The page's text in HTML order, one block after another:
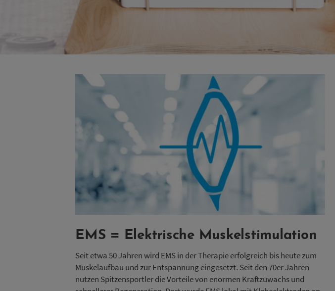
EMS = Elektrische Muskelstimulation
Seit etwa 50 Jahren wird EMS in der Therapie erfolgreich bis heute zum
Muskelaufbau und zur Entspannung eingesetzt. Seit den 70er Jahren
nutzen Spitzensportler die Vorteile von enormen Kraftzuwachs und